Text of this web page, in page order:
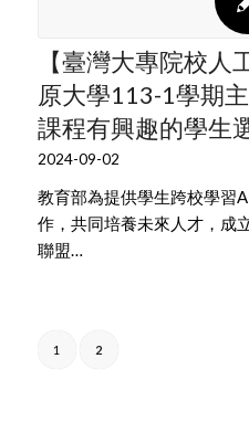
【臺灣大專院校人
原大學113-1學期
課程有興趣的學生
2024-09-02
教育部為提供學生跨校學習
作，共同培養未來人才，成
聯盟…
1 2